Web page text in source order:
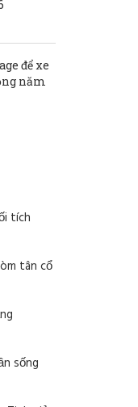
để xe
năm
tích
tân cổ
sống